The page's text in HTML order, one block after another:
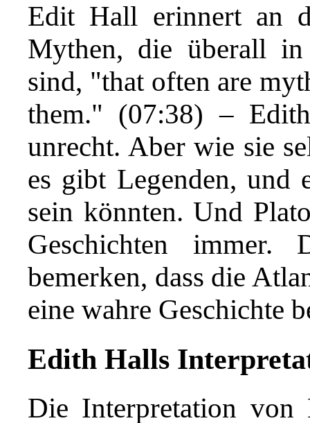
Edit Hall erinnert an
Mythen, die überall
sind, "that often are
them." (07:38) –
unrecht. Aber wie sie
es gibt Legenden, und
sein könnten. Und
Geschichten
bemerken, dass die
eine wahre Geschichte
Edith Halls
Die Interpretation